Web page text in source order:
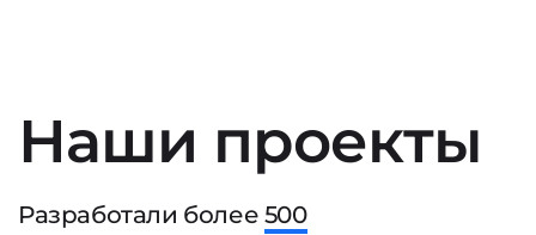
Наши проекты
Разработали более 500